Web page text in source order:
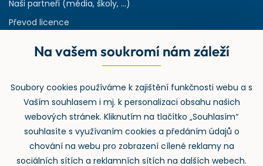
Naši partneři (média, školy, ...)
Převod licence
Rejstřík používaných zkratek v odpadech
Zpětný odběr
Na vašem soukromí nám záleží
Soubory cookies používáme k zajištění funkčnosti webu a s
Vaším souhlasem i mj. k personalizaci obsahu našich
webových stránek. Kliknutím na tlačítko „Souhlasím“
souhlasíte s využívaním cookies a předáním údajů o
chování na webu pro zobrazení cílené reklamy na
sociálních sítích a reklamních sítích na dalších webech.